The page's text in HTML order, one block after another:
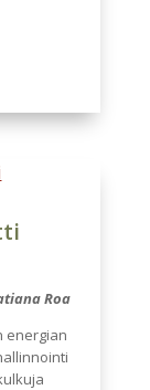
Roa
energian